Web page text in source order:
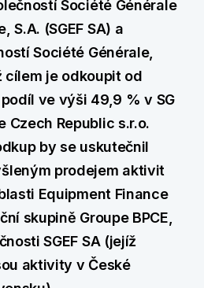
Société Générale
S.A. (SGEF SA) a
Société Générale,
cílem je odkoupit od
ve výši 49,9 % v SG
Czech Republic s.r.o.
by se uskutečnil
prodejem aktivit
Equipment Finance
skupině Groupe BPCE,
SGEF SA (jejíž
aktivity v České